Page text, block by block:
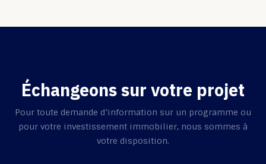
Échangeons sur votre projet
Pour toute demande d’information sur un programme ou
pour votre investissement immobilier, nous sommes à
votre disposition.